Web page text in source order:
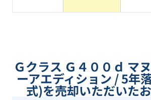
Ｇクラス Ｇ４００ｄ マ
ーアエディション / 5年
式)を売却いただいた